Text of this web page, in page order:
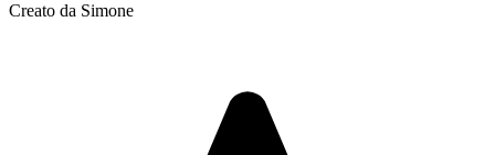
Creato da Simone